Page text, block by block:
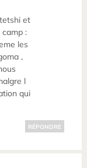
et
:
les
,
l
qui
RÉPONDRE